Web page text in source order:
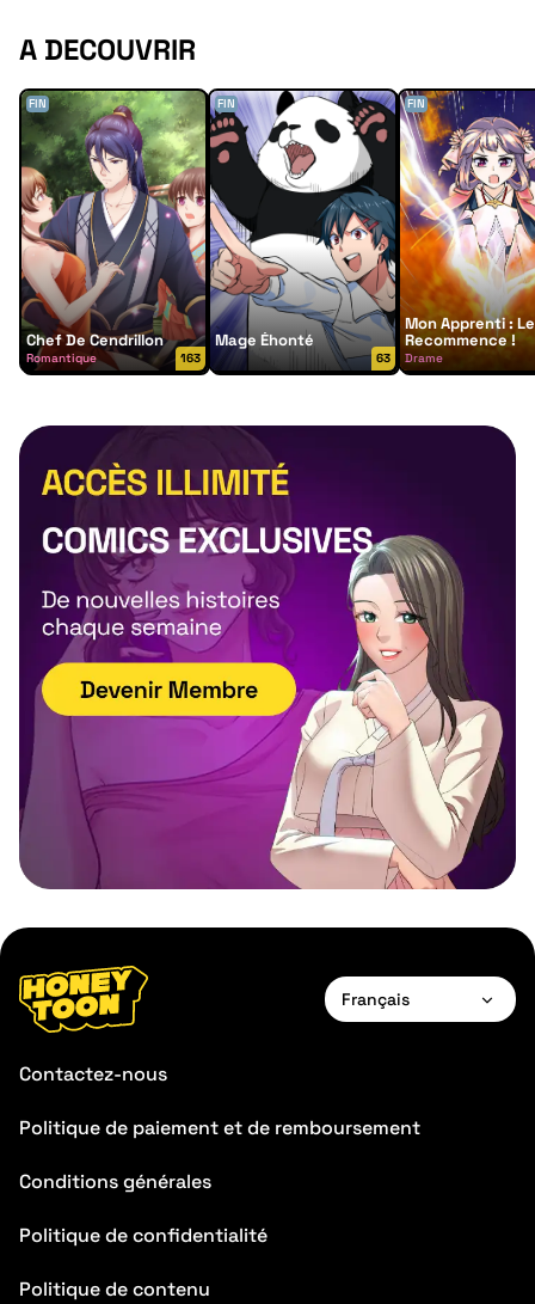
A DECOUVRIR
FIN
Chef De Cendrillon
Romantique 163
FIN
Mage Éhonté
63
FIN
Mon Apprenti :
Recommence !
Drame
Français
Deutsch
Contactez-nous
Politique de paiement et de remboursement
Conditions générales
Politique de confidentialité
Politique de contenu